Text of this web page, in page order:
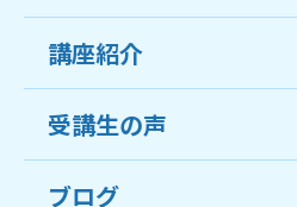
受講生の声
おすすめ・人気の講座
目的から講座を探す
ココがおすすめ
料金
受講までの流れ
講座紹介
受講生の声
ブログ